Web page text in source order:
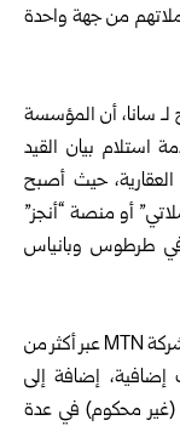
من جهة واحدة
سانا، أن المؤسسة
استلام بيان القيد
العقارية، حيث أصبح
أو منصة “أنجز”
في طرطوس وبانياس
وأشار يحيى إلى تفعيل خدمة شحن رصيد خطوط شركة MTN عبر أكثر من
إضافية، إضافة إلى
(غير محكوم) في عدة